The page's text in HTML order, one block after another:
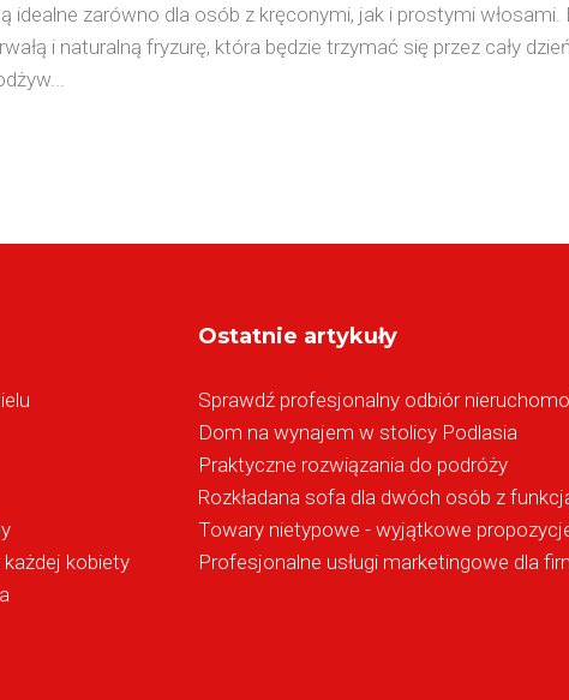
idealne zarówno dla osób z kręconymi, jak i prostymi włosami.
i naturalną fryzurę, która będzie trzymać się przez cały
każdej kobiety
Ostatnie artykuły
Sprawdź profesjonalny odbiór
Dom na wynajem w stolicy Podlasia
Praktyczne rozwiązania do podróży
Rozkładana sofa dla dwóch osób z
Towary nietypowe - wyjątkowe
Profesjonalne usługi marketingowe dla